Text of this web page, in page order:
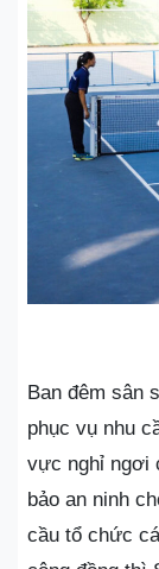
Ban đêm sân
phục vụ nhu
vực nghỉ ngơi
bảo an ninh
cầu tổ chức